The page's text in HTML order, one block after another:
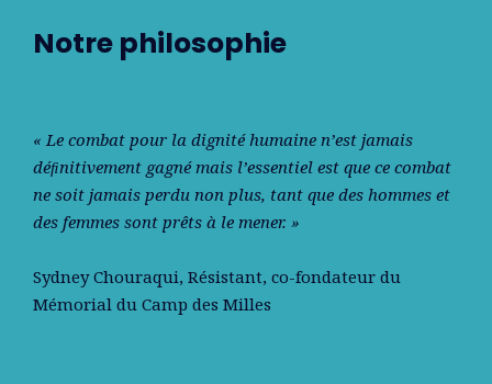
Notre philosophie
« Le combat pour la dignité humaine n’est jamais
déﬁnitivement gagné mais l’essentiel est que ce combat
ne soit jamais perdu non plus, tant que des hommes et
des femmes sont prêts à le mener. »
Sydney Chouraqui, Résistant, co-fondateur du
Mémorial du Camp des Milles